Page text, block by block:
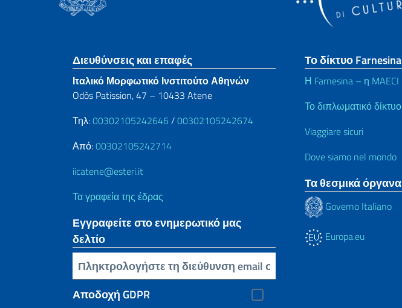
Footer section
Διευθύνσεις και επαφές
Ιταλικό Μορφωτικό Ινστιτούτο Αθηνών
Odòs Patission, 47 – 10433 Atene
Τηλ:00302105242646 /00302105242674
Από:00302105242714
iicatene@esteri.it
Τα γραφεία της έδρας
Εγγραφείτε στο ενημερωτικό μας
δελτίο
Πληκτρολογήστε τη διεύθυνση email σας
Αποδοχή GDPR
Το δίκτυο Farnesina
Η Farnesina – η MAECI
Το διπλωματικό δίκτυο
Viaggiare sicuri
Dove siamo nel mondo
Τα θεσμικά όργανα
Governo Italiano
Europa.eu